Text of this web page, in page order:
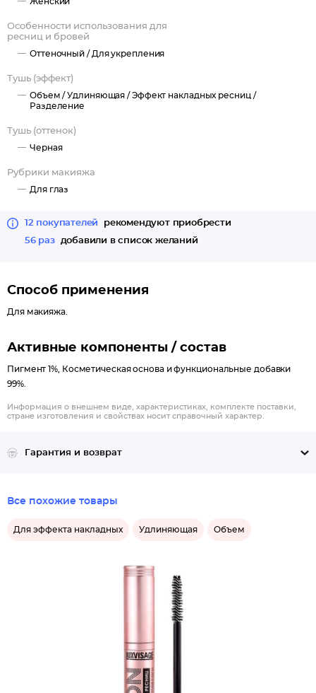
Особенности использования для
ресниц и бровей
Оттеночный / Для укрепления
Тушь (эффект)
Объем /Удлиняющая /Эффект накладных ресниц /
Разделение
Тушь (оттенок)
Черная
Рубрики макияжа
Для глаз
12 покупателей
рекомендуют приобрести
56 раз
добавили в список желаний
Способ применения
Для макияжа.
Активные компоненты / состав
Пигмент 1%, Косметическая основа и функциональные добавки
99%.
Информация о внешнем виде, характеристиках, комплекте поставки,
стране изготовления и свойствах носит справочный характер.
Гарантия и возврат
Все похожие товары
Для эффекта накладных Удлиняющая Объем